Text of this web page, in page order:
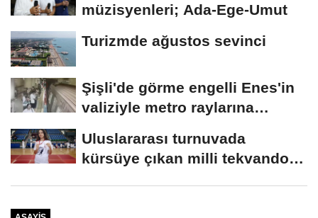
müzisyenleri; Ada-Ege-Umut
Turizmde ağustos sevinci
Şişli'de görme engelli Enes'in
valiziyle metro raylarına
Uluslararası turnuvada
kürsüye çıkan milli tekvandocu